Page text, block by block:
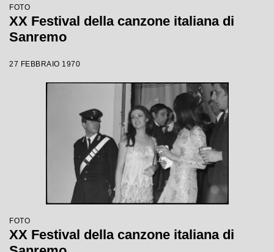
FOTO
XX Festival della canzone italiana di
Sanremo
27 FEBBRAIO 1970
FOTO
XX Festival della canzone italiana di